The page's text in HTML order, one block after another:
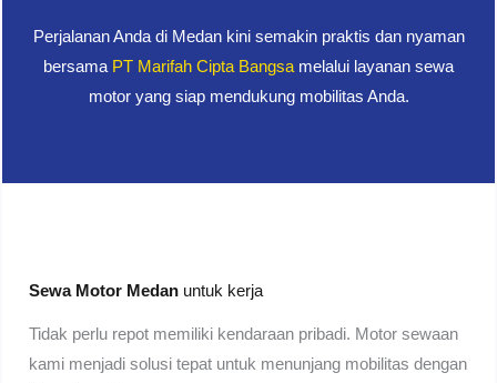
Perjalanan Anda di Medan kini semakin praktis dan nyaman
bersama PT Marifah Cipta Bangsa melalui layanan sewa
motor yang siap mendukung mobilitas Anda.
Sewa Motor Medan untuk kerja
Tidak perlu repot memiliki kendaraan pribadi. Motor sewaan
kami menjadi solusi tepat untuk menunjang mobilitas dengan